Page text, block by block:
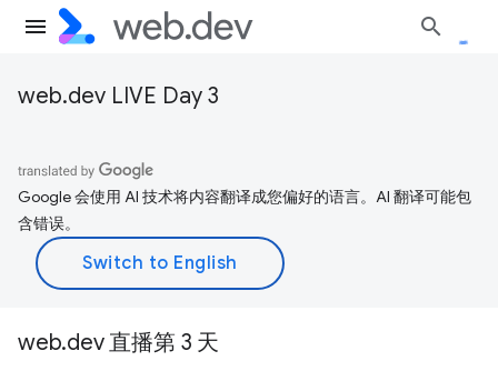
web.dev LIVE Day 3
Google 会使用 AI 技术将内容翻译成您偏好的语言。AI 翻译可能包
含错误。
web.dev 直播第 3 天